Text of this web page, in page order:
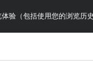
验（包括使用您的浏览历